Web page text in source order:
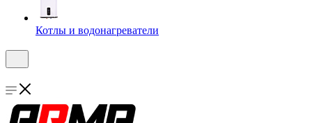
Котлы и водонагреватели